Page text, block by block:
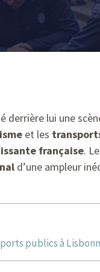
derrière lui une
et les
française.
d’une ampleur
publics à